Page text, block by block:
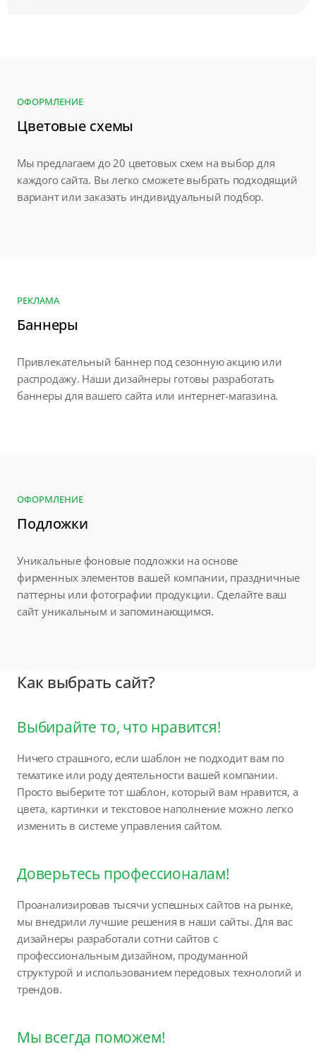
ОФОРМЛЕНИЕ
Цветовые схемы
Мы предлагаем до 20 цветовых схем на выбор для
каждого сайта. Вы легко сможете выбрать подходящий
вариант или заказать индивидуальный подбор.
РЕКЛАМА
Баннеры
Привлекательный баннер под сезонную акцию или
распродажу. Наши дизайнеры готовы разработать
баннеры для вашего сайта или интернет-магазина.
ОФОРМЛЕНИЕ
Подложки
Уникальные фоновые подложки на основе
фирменных элементов вашей компании, праздничные
паттерны или фотографии продукции. Сделайте ваш
сайт уникальным и запоминающимся.
Как выбрать сайт?
Выбирайте то, что нравится!
Ничего страшного, если шаблон не подходит вам по
тематике или роду деятельности вашей компании.
Просто выберите тот шаблон, который вам нравится, а
цвета, картинки и текстовое наполнение можно легко
изменить в системе управления сайтом.
Доверьтесь профессионалам!
Проанализировав тысячи успешных сайтов на рынке,
мы внедрили лучшие решения в наши сайты. Для вас
дизайнеры разработали сотни сайтов с
профессиональным дизайном, продуманной
структурой и использованием передовых технологий и
трендов.
Мы всегда поможем!